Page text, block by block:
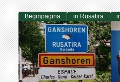
Beginpagina in Rusatira